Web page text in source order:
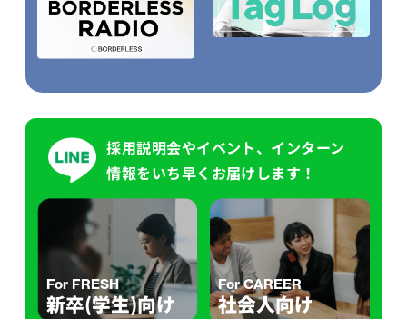
採用説明会やイベント、インターン
情報をいち早くお届けします！
For FRESH
新卒(学生)向け
For CAREER
社会人向け